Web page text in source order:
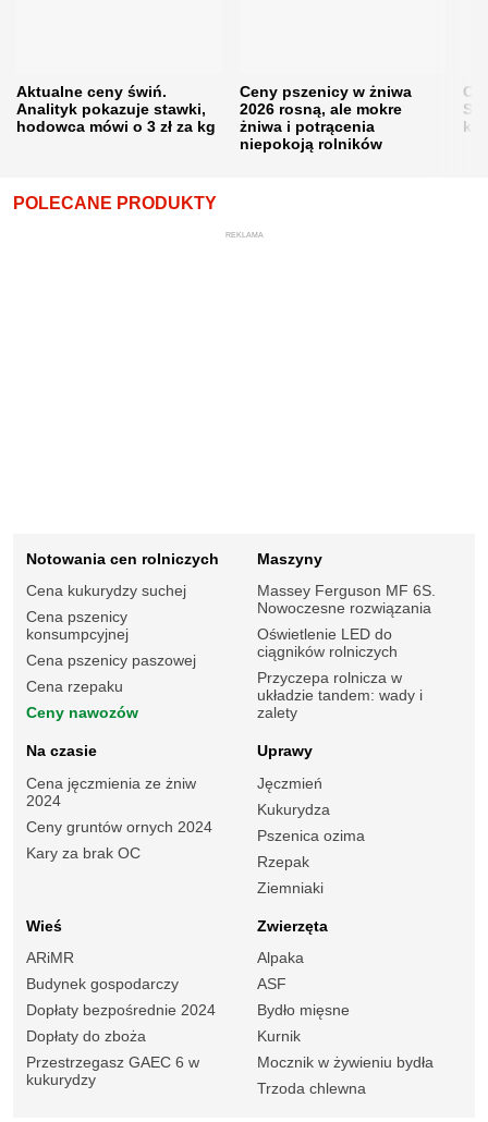
Aktualne ceny świń.
Analityk pokazuje stawki,
hodowca mówi o 3 zł za kg
Ceny pszenicy w żniwa
2026 rosną, ale mokre
żniwa i potrącenia
niepokoją rolników
POLECANE PRODUKTY
REKLAMA
Notowania cen rolniczych
Cena kukurydzy suchej
Cena pszenicy
konsumpcyjnej
Cena pszenicy paszowej
Cena rzepaku
Ceny nawozów
Maszyny
Massey Ferguson MF 6S.
Nowoczesne rozwiązania
Oświetlenie LED do
ciągników rolniczych
Przyczepa rolnicza w
układzie tandem: wady i
zalety
Na czasie
Cena jęczmienia ze żniw
2024
Ceny gruntów ornych 2024
Kary za brak OC
Uprawy
Jęczmień
Kukurydza
Pszenica ozima
Rzepak
Ziemniaki
Wieś
ARiMR
Budynek gospodarczy
Dopłaty bezpośrednie 2024
Dopłaty do zboża
Przestrzegasz GAEC 6 w
kukurydzy
Zwierzęta
Alpaka
ASF
Bydło mięsne
Kurnik
Mocznik w żywieniu bydła
Trzoda chlewna